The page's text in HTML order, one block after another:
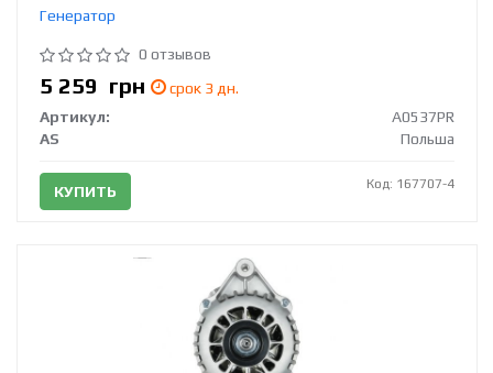
Генератор
0 отзывов
5 259 грн
срок 3 дн.
Артикул:
A0537PR
AS
Польша
КУПИТЬ Код: 167707-4